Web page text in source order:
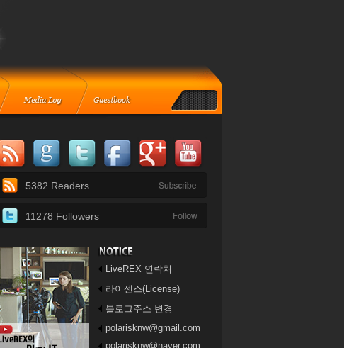
5382 Readers
11278 Followers
LiveREX 연락처
라이센스(License)
블로그주소 변경
polarisknw@gmail.com
polarisknw@naver.com